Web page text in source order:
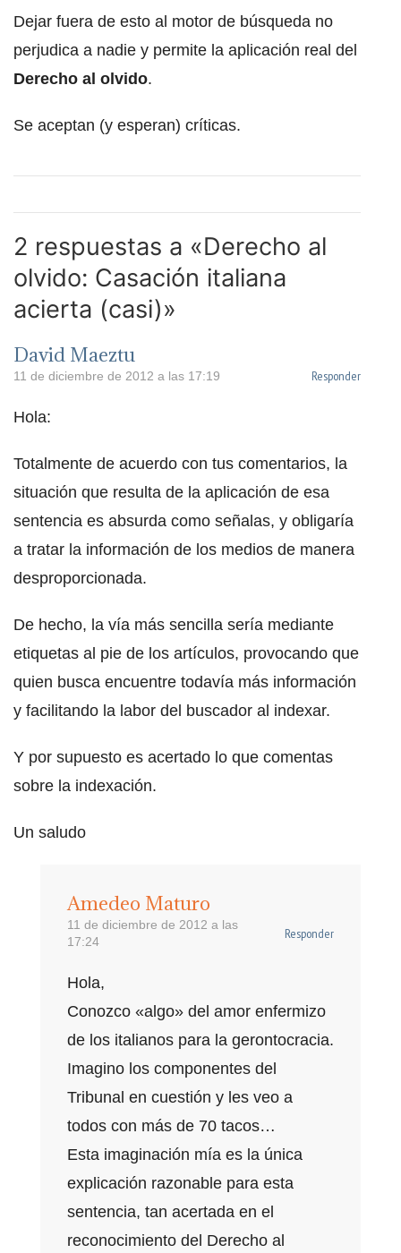
Dejar fuera de esto al motor de búsqueda no
perjudica a nadie y permite la aplicación real del
Derecho al olvido.
Se aceptan (y esperan) críticas.
2 respuestas a «Derecho al
olvido: Casación italiana
acierta (casi)»
David Maeztu
11 de diciembre de 2012 a las 17:19 Responder
Hola:
Totalmente de acuerdo con tus comentarios, la
situación que resulta de la aplicación de esa
sentencia es absurda como señalas, y obligaría
a tratar la información de los medios de manera
desproporcionada.
De hecho, la vía más sencilla sería mediante
etiquetas al pie de los artículos, provocando que
quien busca encuentre todavía más información
y facilitando la labor del buscador al indexar.
Y por supuesto es acertado lo que comentas
sobre la indexación.
Un saludo
Amedeo Maturo
11 de diciembre de 2012 a las
17:24
Responder
Hola,
Conozco «algo» del amor enfermizo
de los italianos para la gerontocracia.
Imagino los componentes del
Tribunal en cuestión y les veo a
todos con más de 70 tacos…
Esta imaginación mía es la única
explicación razonable para esta
sentencia, tan acertada en el
reconocimiento del Derecho al